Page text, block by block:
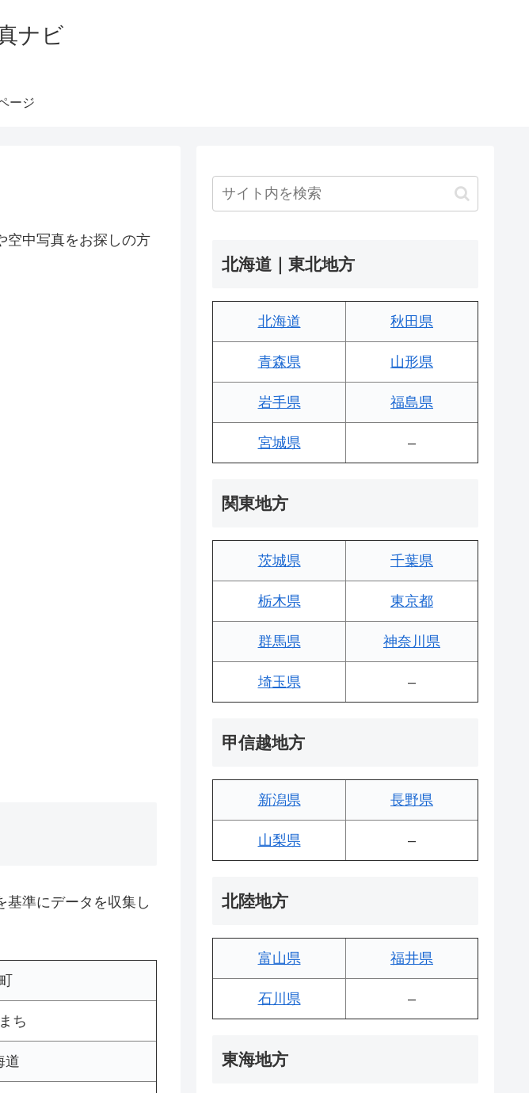
ナビ
ージ
空中写真をお探しの方
基準にデータを収集し
ち
道
北海道｜東北地方
北海道 秋田県
青森県 山形県
岩手県 福島県
宮城県 –
関東地方
茨城県 千葉県
栃木県 東京都
群馬県 神奈川県
埼玉県 –
甲信越地方
新潟県 長野県
山梨県 –
北陸地方
富山県 福井県
石川県 –
東海地方